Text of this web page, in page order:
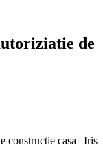
de
constructie casa | Iris